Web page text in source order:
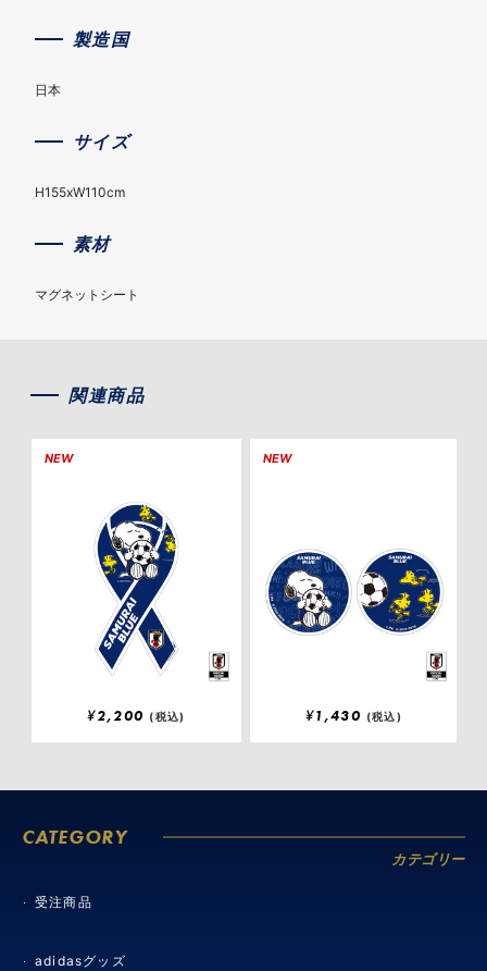
製造国
日本
サイズ
H155xW110cm
素材
マグネットシート
関連商品
NEW
¥2,200 (税込)
NEW
¥1,430 (税込)
CATEGORY
カテゴリー
受注商品
adidasグッズ